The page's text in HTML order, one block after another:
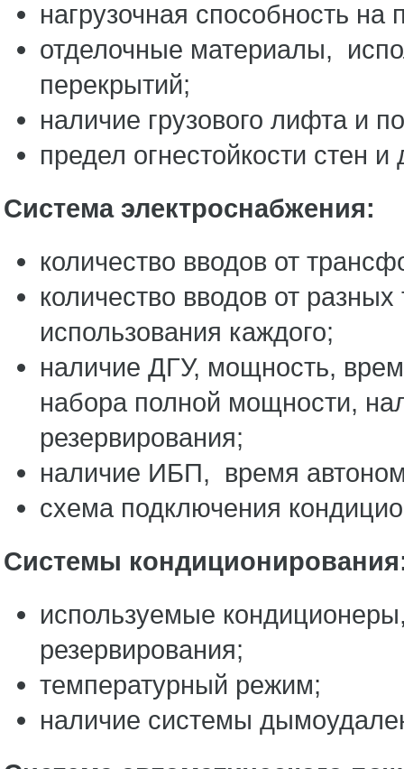
нагрузочная способность на
отделочные материалы,
перекрытий;
наличие грузового лифта и
предел огнестойкости стен и
Система электроснабжения:
количество вводов от
количество вводов от
использования каждого;
наличие ДГУ, мощность,
набора полной мощности,
резервирования;
наличие ИБП, время
схема подключения
Системы кондиционирования
используемые
резервирования;
температурный режим;
наличие системы